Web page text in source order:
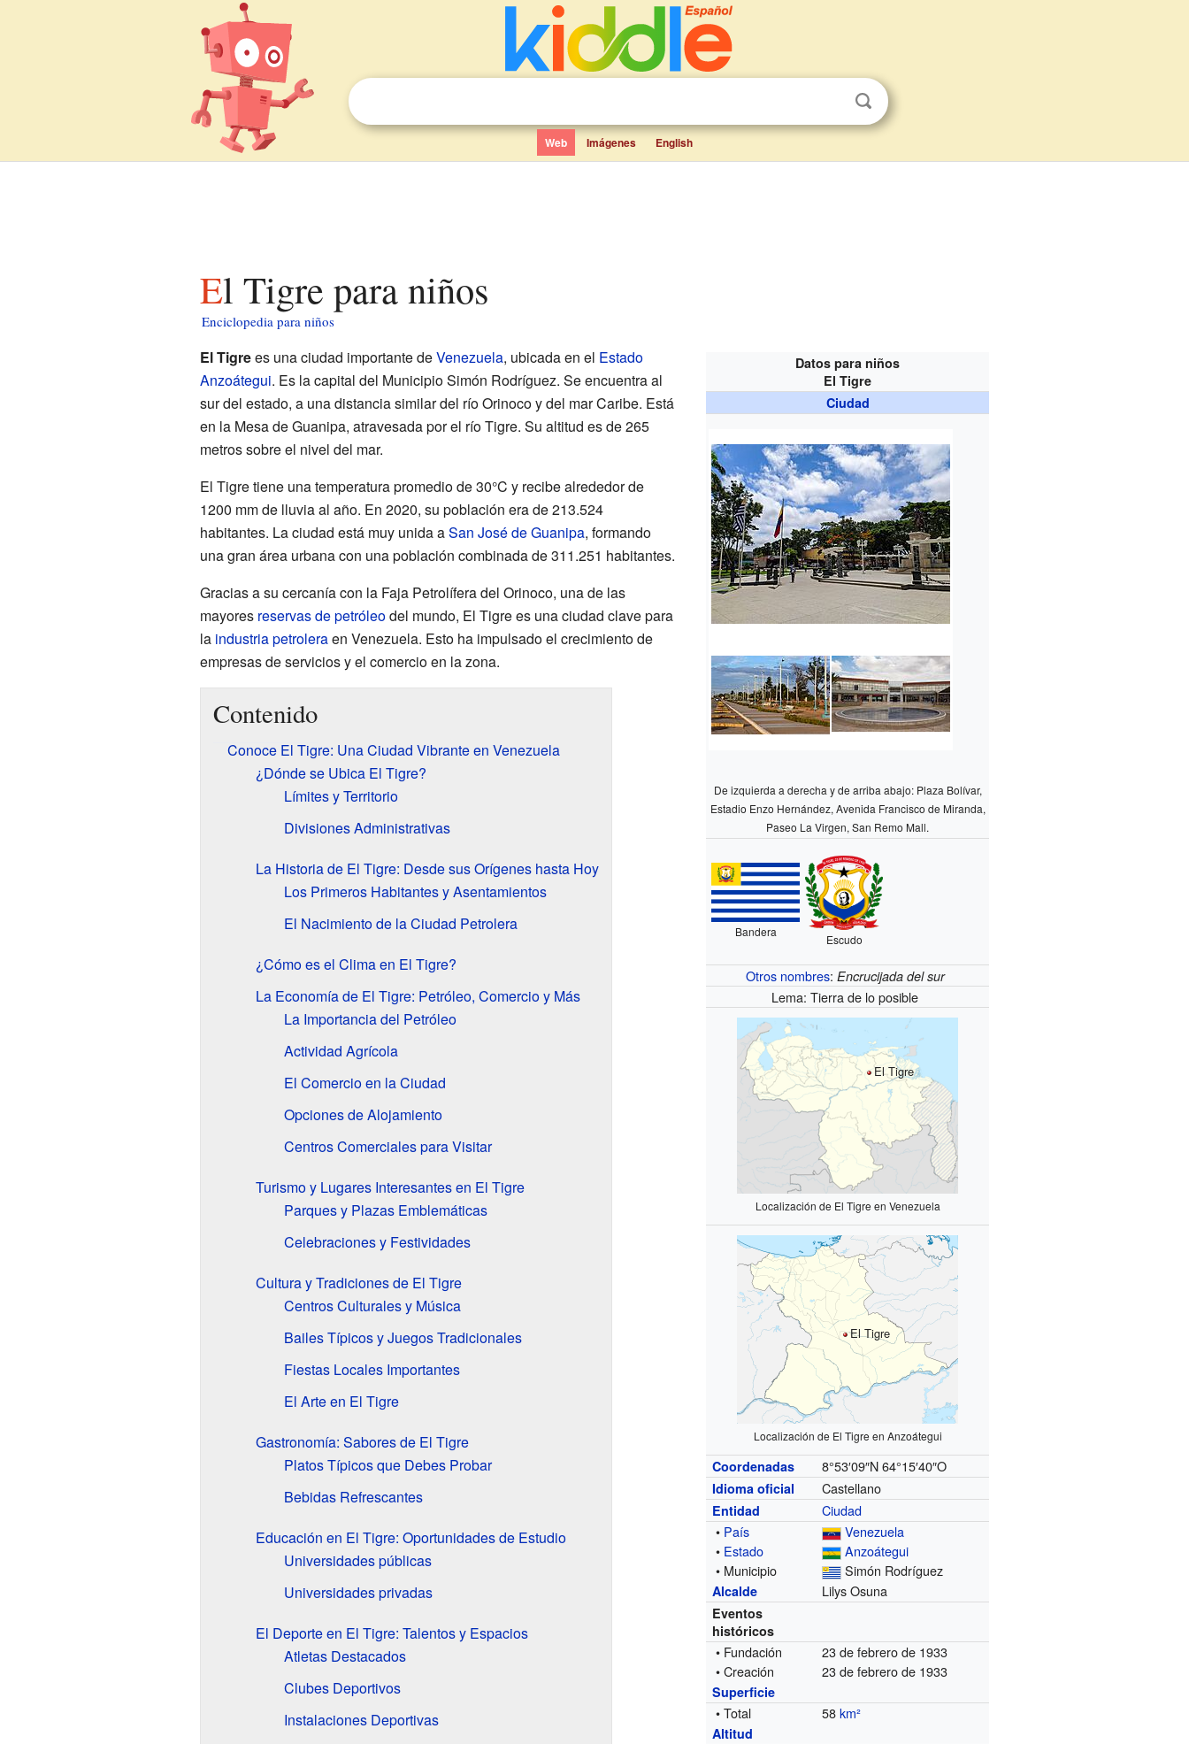
Web Imágenes English
El Tigre para niños
Enciclopedia para niños
Datos para niños
El Tigre
Ciudad
De izquierda a derecha y de arriba abajo: Plaza Bolívar,
Estadio Enzo Hernández, Avenida Francisco de Miranda,
Paseo La Virgen, San Remo Mall.
Bandera
Escudo
Otros nombres: Encrucijada del sur
Lema: Tierra de lo posible
El Tigre
Localización de El Tigre en Venezuela
El Tigre
Localización de El Tigre en Anzoátegui
Coordenadas 8°53′09″N 64°15′40″O
Idioma oficial Castellano
Entidad
Ciudad
• País
Venezuela
• Estado
Anzoátegui
• Municipio
Simón Rodríguez
Alcalde Lilys Osuna
Eventos
históricos
• Fundación
23 de febrero de 1933
• Creación
23 de febrero de 1933
Superficie
• Total 58km²
Altitud
El Tigrees una ciudad importante deVenezuela, ubicada en el Estado
Anzoátegui. Es la capital del Municipio Simón Rodríguez. Se encuentra al
sur del estado, a una distancia similar del río Orinoco y del mar Caribe. Está
en la Mesa de Guanipa, atravesada por el río Tigre. Su altitud es de 265
metros sobre el nivel del mar.
El Tigre tiene una temperatura promedio de 30°C y recibe alrededor de
1200 mm de lluvia al año. En 2020, su población era de 213.524
habitantes. La ciudad está muy unida aSan José de Guanipa, formando
una gran área urbana con una población combinada de 311.251 habitantes.
Gracias a su cercanía con la Faja Petrolífera del Orinoco, una de las
mayores reservas de petróleodel mundo, El Tigre es una ciudad clave para
la industria petroleraen Venezuela. Esto ha impulsado el crecimiento de
empresas de servicios y el comercio en la zona.
Contenido
Conoce El Tigre: Una Ciudad Vibrante en Venezuela
¿Dónde se Ubica El Tigre?
Límites y Territorio
Divisiones Administrativas
La Historia de El Tigre: Desde sus Orígenes hasta Hoy
Los Primeros Habitantes y Asentamientos
El Nacimiento de la Ciudad Petrolera
¿Cómo es el Clima en El Tigre?
La Economía de El Tigre: Petróleo, Comercio y Más
La Importancia del Petróleo
Actividad Agrícola
El Comercio en la Ciudad
Opciones de Alojamiento
Centros Comerciales para Visitar
Turismo y Lugares Interesantes en El Tigre
Parques y Plazas Emblemáticas
Celebraciones y Festividades
Cultura y Tradiciones de El Tigre
Centros Culturales y Música
Bailes Típicos y Juegos Tradicionales
Fiestas Locales Importantes
El Arte en El Tigre
Gastronomía: Sabores de El Tigre
Platos Típicos que Debes Probar
Bebidas Refrescantes
Educación en El Tigre: Oportunidades de Estudio
Universidades públicas
Universidades privadas
El Deporte en El Tigre: Talentos y Espacios
Atletas Destacados
Clubes Deportivos
Instalaciones Deportivas